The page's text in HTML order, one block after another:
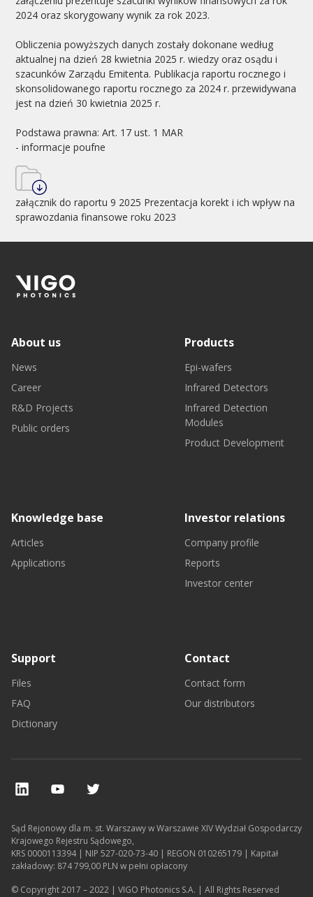
2024 oraz skorygowany wynik za rok 2023.
Obliczenia powyższych danych zostały dokonane według
aktualnej na dzień 28 kwietnia 2025 r. wiedzy oraz osądu i
szacunków Zarządu Emitenta. Publikacja raportu rocznego i
skonsolidowanego raportu rocznego za 2024 r. przewidywana
jest na dzień 30 kwietnia 2025 r.
Podstawa prawna: Art. 17 ust. 1 MAR
- informacje poufne
załącznik do raportu 9 2025 Prezentacja korekt i ich wpływ na
sprawozdania finansowe roku 2023
About us
News
Career
R&D Projects
Public orders
Products
Epi-wafers
Infrared Detectors
Infrared Detection
Modules
Product Development
Knowledge base
Articles
Applications
Investor relations
Company profile
Reports
Investor center
Support
Files
FAQ
Dictionary
Contact
Contact form
Our distributors
Sąd Rejonowy dla m. st. Warszawy w Warszawie XIV Wydział Gospodarczy
Krajowego Rejestru Sądowego,
KRS 0000113394 | NIP 527-020-73-40 | REGON 010265179 | Kapitał
zakładowy: 874 799,00 PLN w pełni opłacony
© Copyright 2017 – 2022 | VIGO Photonics S.A. | All Rights Reserved